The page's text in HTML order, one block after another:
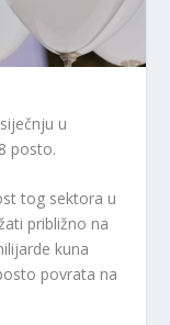
u
posto.
tog sektora u
približno na
kuna
povrata na